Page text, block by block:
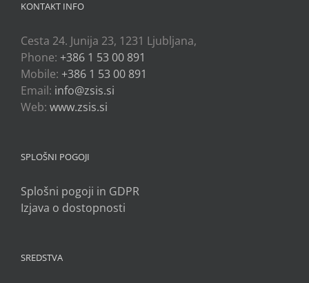
KONTAKT INFO
Cesta 24. Junija 23, 1231 Ljubljana,
Phone: +386 1 53 00 891
Mobile: +386 1 53 00 891
Email: info@zsis.si
Web: www.zsis.si
SPLOŠNI POGOJI
Splošni pogoji in GDPR
Izjava o dostopnosti
SREDSTVA